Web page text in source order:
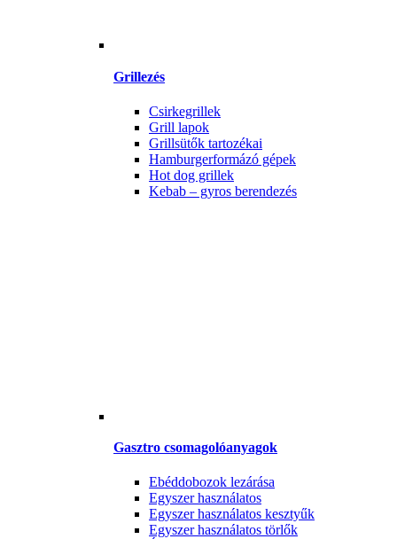
Grillezés
Csirkegrillek
Grill lapok
Grillsütők tartozékai
Hamburgerformázó gépek
Hot dog grillek
Kebab – gyros berendezés
Gasztro csomagolóanyagok
Ebéddobozok lezárása
Egyszer használatos
Egyszer használatos kesztyűk
Egyszer használatos törlők